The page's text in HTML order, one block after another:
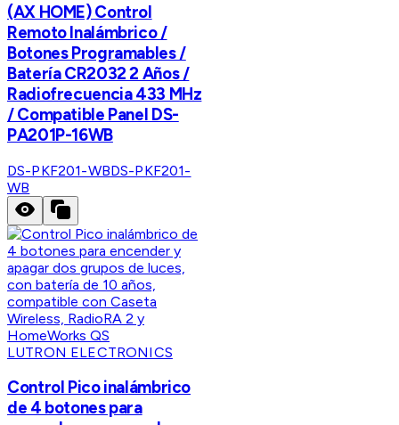
(AX HOME) Control
Remoto Inalámbrico /
Botones Programables /
Batería CR2032 2 Años /
Radiofrecuencia 433 MHz
/ Compatible Panel DS-
PA201P-16WB
DS-PKF201-WBDS-PKF201-
WB
LUTRON ELECTRONICS
Control Pico inalámbrico
de 4 botones para